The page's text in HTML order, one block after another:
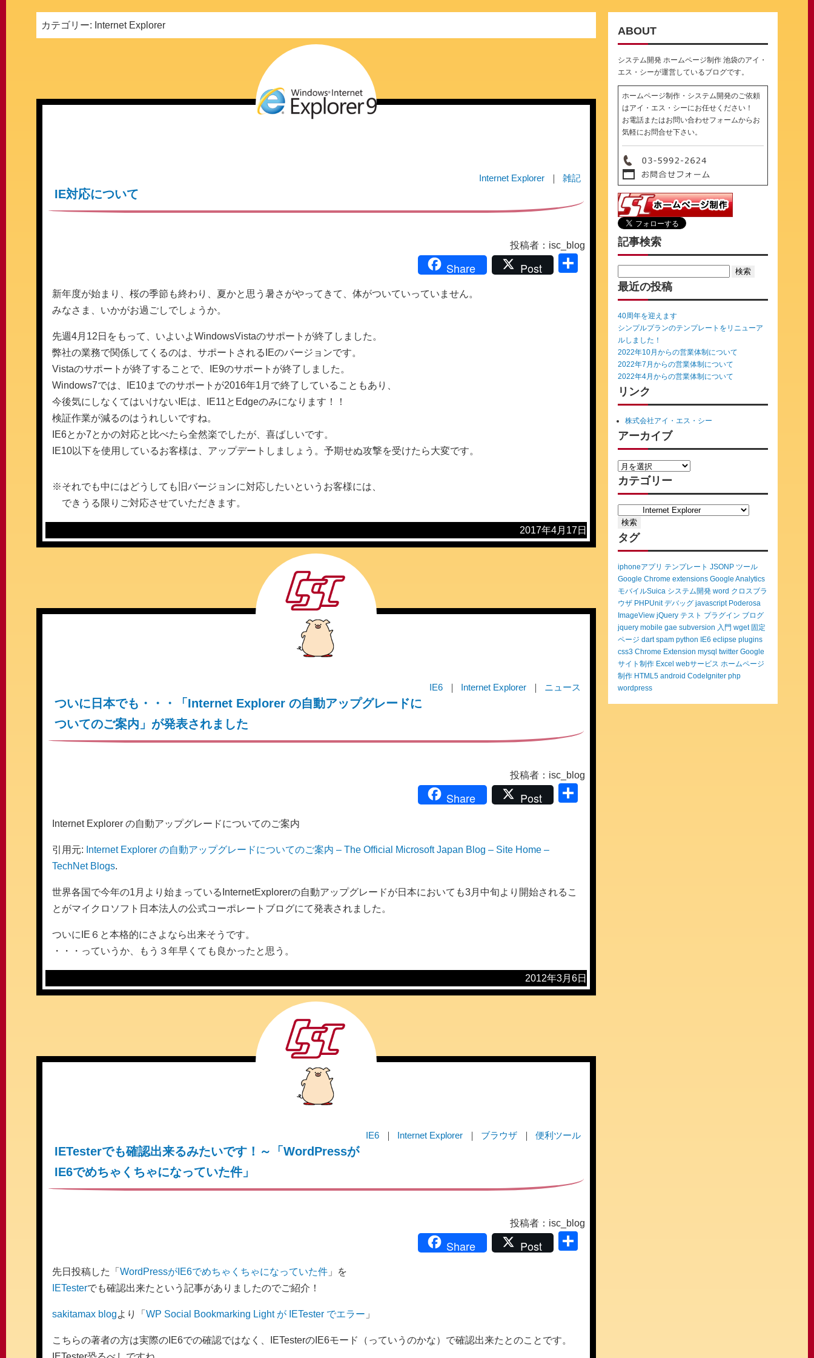
カテゴリー: Internet Explorer
Internet Explorer 雑記
IE対応について
投稿者：isc_blog
Share Post
新年度が始まり、桜の季節も終わり、夏かと思う暑さがやってきて、体がついていっていません。
みなさま、いかがお過ごしでしょうか。
先週4月12日をもって、いよいよWindowsVistaのサポートが終了しました。
弊社の業務で関係してくるのは、サポートされるIEのバージョンです。
Vistaのサポートが終了することで、IE9のサポートが終了しました。
Windows7では、IE10までのサポートが2016年1月で終了していることもあり、
今後気にしなくてはいけないIEは、IE11とEdgeのみになります！！
検証作業が減るのはうれしいですね。
IE6とか7とかの対応と比べたら全然楽でしたが、喜ばしいです。
IE10以下を使用しているお客様は、アップデートしましょう。予期せぬ攻撃を受けたら大変です。
※それでも中にはどうしても旧バージョンに対応したいというお客様には、
できうる限りご対応させていただきます。
2017年4月17日
IE6 Internet Explorer ニュース
ついに日本でも・・・「Internet Explorer の自動アップグレードに
ついてのご案内」が発表されました
投稿者：isc_blog
Share Post
Internet Explorer の自動アップグレードについてのご案内
引用元: Internet Explorer の自動アップグレードについてのご案内 – The Official Microsoft Japan Blog – Site Home –
TechNet Blogs.
世界各国で今年の1月より始まっているInternetExplorerの自動アップグレードが日本においても3月中旬より開始されるこ
とがマイクロソフト日本法人の公式コーポレートブログにて発表されました。
ついにIE６と本格的にさよなら出来そうです。
・・・っていうか、もう３年早くても良かったと思う。
2012年3月6日
IE6 Internet Explorer ブラウザ 便利ツール
IETesterでも確認出来るみたいです！～「WordPressが
IE6でめちゃくちゃになっていた件」
投稿者：isc_blog
Share Post
先日投稿した「 WordPressがIE6でめちゃくちゃになっていた件 」を
IETesterでも確認出来たという記事がありましたのでご紹介！
sakitamax blogより「 WP Social Bookmarking Light が IETester でエラー 」
こちらの著者の方は実際のIE6での確認ではなく、IETesterのIE6モード（っていうのかな）で確認出来たとのことです。
ABOUT
システム開発 ホームページ制作 池袋のアイ・
エス・シーが運営しているブログです。
ホームページ制作・システム開発のご依頼
はアイ・エス・シーにお任せください！
お電話またはお問い合わせフォームからお
気軽にお問合せ下さい。
記事検索
for:
最近の投稿
40周年を迎えます
シンプルプランのテンプレートをリニューア
ルしました！
2022年10月からの営業体制について
2022年7月からの営業体制について
2022年4月からの営業体制について
リンク
株式会社アイ・エス・シー
アーカイブ
カテゴリー
タグ
iphoneアプリ テンプレート JSONP ツール
Google Chrome extensions Google Analytics
モバイルSuica システム開発 word クロスブラ
ウザ PHPUnit デバッグ javascript Poderosa
ImageView jQuery テスト プラグイン ブログ
jquery mobile gae subversion 入門 wget 固定
ページ dart spam python IE6 eclipse plugins
css3 Chrome Extension mysql twitter Google
サイト制作 Excel webサービス ホームページ
制作 HTML5 android CodeIgniter php
wordpress